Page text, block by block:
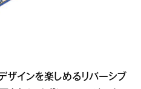
ザインを楽しめるリバーシブ